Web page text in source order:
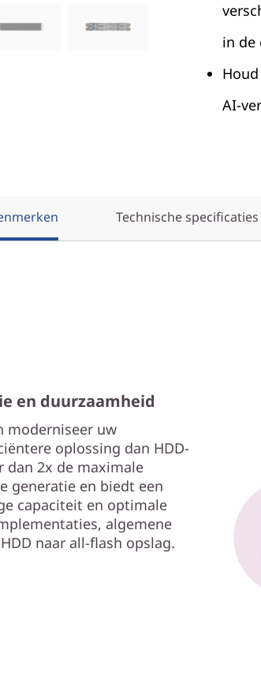
in de
AI-
Technische specificaties
en duurzaamheid
moderniseer uw
oplossing dan HDD-
dan 2x de maximale
generatie en biedt een
capaciteit en optimale
algemene
naar all-flash opslag.